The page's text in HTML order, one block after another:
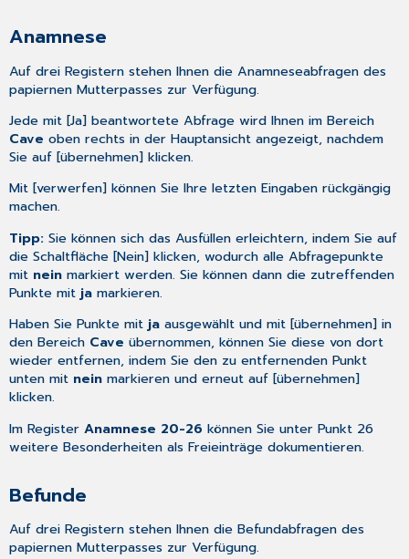
Anamnese
Auf drei Registern stehen Ihnen die Anamneseabfragen des
papiernen Mutterpasses zur Verfügung.
Jede mit [Ja] beantwortete Abfrage wird Ihnen im Bereich
Cave oben rechts in der Hauptansicht angezeigt, nachdem
Sie auf [übernehmen] klicken.
Mit [verwerfen] können Sie Ihre letzten Eingaben rückgängig
machen.
Tipp:Sie können sich das Ausfüllen erleichtern, indem Sie auf
die Schaltfläche [Nein] klicken, wodurch alle Abfragepunkte
mit nein markiert werden. Sie können dann die zutreffenden
Punkte mit ja markieren.
Haben Sie Punkte mit ja ausgewählt und mit [übernehmen] in
den Bereich Cave übernommen, können Sie diese von dort
wieder entfernen, indem Sie den zu entfernenden Punkt
unten mit nein markieren und erneut auf [übernehmen]
klicken.
Im RegisterAnamnese 20-26 können Sie unter Punkt 26
weitere Besonderheiten als Freieinträge dokumentieren.
Befunde
Auf drei Registern stehen Ihnen die Befundabfragen des
papiernen Mutterpasses zur Verfügung.